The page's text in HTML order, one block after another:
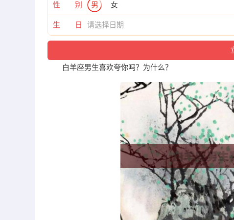
性 别 男 女
生 日
白羊座男生喜欢夸你吗？为什么？